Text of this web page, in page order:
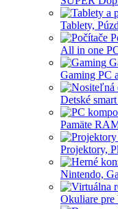
Tablety,
All in one
Gaming PC
Detské
Pamäte
Projektory,
Nintendo,
Okuliare pre